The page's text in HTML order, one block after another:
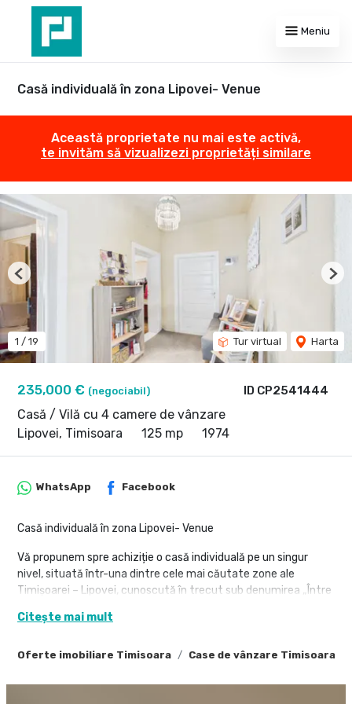
Meniu
Casă individuală în zona Lipovei- Venue
Această proprietate nu mai este activă,
te invităm să vizualizezi proprietăți similare
ID CP2541444
235,000 € (negociabil)
Casă / Vilă cu 4 camere de vânzare
Lipovei, Timisoara
125 mp 1974
1 / 19 Tur virtual Harta
Previous
Oferte imobiliare Timisoara Case de vânzare Timisoara
WhatsApp Facebook
Casă individuală în zona Lipovei- Venue
Vă propunem spre achiziție o casă individuală pe un singur
nivel, situată într-una dintre cele mai căutate zone ale
Timișoarei – Lipovei, cunoscută în trecut sub denumirea „Între
proprietate oferă un echilibru ideal între liniște, acces facil la
dispune de o suprafață utilă de 125 mp, la care se adaugă un
Citește mai mult